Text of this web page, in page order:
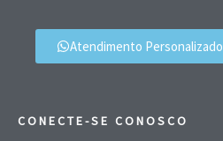
Atendimento Personalizado
CONECTE-SE CONOSCO